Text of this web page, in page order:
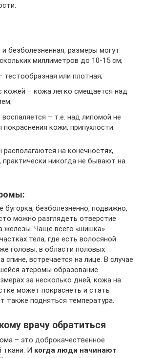
безболезненная, размеры могут
миллиметров до 10-15 см;
или плотная;
кожей – кожа легко смещается над
воспаляется – т.е. над липомой не
покраснения кожи, припухлости.
на конечностях,
практически никогда не бывают на
бугорка, безболезненно, подвижно,
можно разглядеть отверстие
железы. Чаще всего «шишка»
тела, где есть волосяной
головы, в области половых
спине, встречается на лице. В случае
атеромы образование
за несколько дней, кожа на
может покраснеть и стать
также подняться температура.
врачу обратиться
– это доброкачественное
ткани. И когда люди начинают